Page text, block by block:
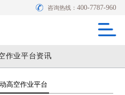
咨询热线：400-7787-960
作业平台资讯
高空作业平台